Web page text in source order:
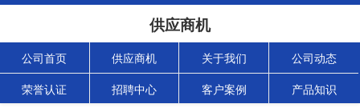
供应商机
公司首页 供应商机 关于我们 公司动态
荣誉认证 招聘中心 客户案例 产品知识